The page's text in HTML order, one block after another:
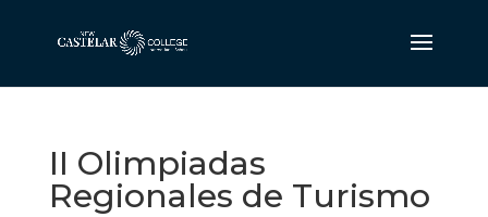
II Olimpiadas
Regionales de Turismo